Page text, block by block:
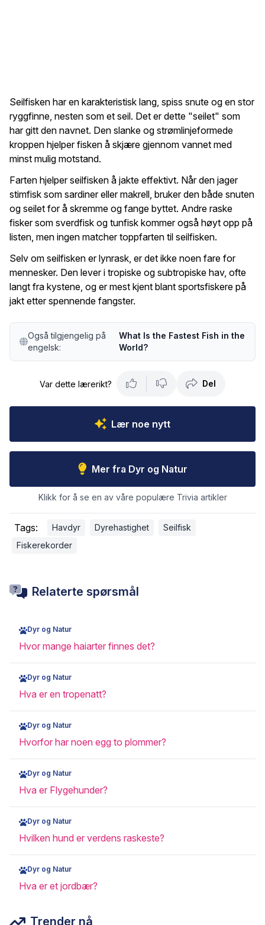
Seilfisken har en karakteristisk lang, spiss snute og en stor
ryggfinne, nesten som et seil. Det er dette "seilet" som
har gitt den navnet. Den slanke og strømlinjeformede
kroppen hjelper fisken å skjære gjennom vannet med
minst mulig motstand.
Farten hjelper seilfisken å jakte effektivt. Når den jager
stimfisk som sardiner eller makrell, bruker den både snuten
og seilet for å skremme og fange byttet. Andre raske
fisker som sverdfisk og tunfisk kommer også høyt opp på
listen, men ingen matcher toppfarten til seilfisken.
Selv om seilfisken er lynrask, er det ikke noen fare for
mennesker. Den lever i tropiske og subtropiske hav, ofte
langt fra kystene, og er mest kjent blant sportsfiskere på
jakt etter spennende fangster.
Også tilgjengelig på
engelsk:
What Is the Fastest Fish in the
World?
Var dette lærerikt? Del
Lær noe nytt
Mer fra Dyr og Natur
Klikk for å se en av våre populære Trivia artikler
Tags: Havdyr Dyrehastighet
Seilfisk
Fiskerekorder
Relaterte spørsmål
Dyr og Natur
Hvor mange haiarter finnes det?
Dyr og Natur
Hva er en tropenatt?
Dyr og Natur
Hvorfor har noen egg to plommer?
Dyr og Natur
Hva er Flygehunder?
Dyr og Natur
Hvilken hund er verdens raskeste?
Dyr og Natur
Hva er et jordbær?
Trender nå